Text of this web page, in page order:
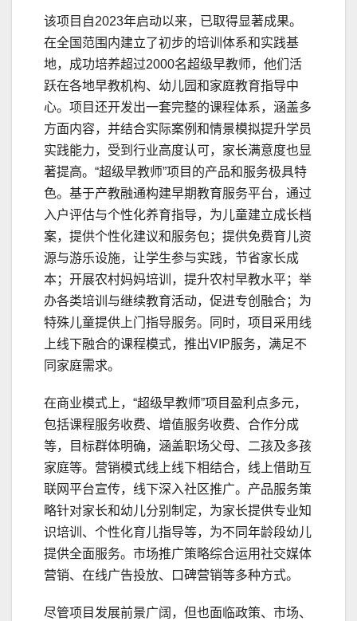
该项目自2023年启动以来，已取得显著成果。
在全国范围内建立了初步的培训体系和实践基
地，成功培养超过2000名超级早教师，他们活
跃在各地早教机构、幼儿园和家庭教育指导中
心。项目还开发出一套完整的课程体系，涵盖多
方面内容，并结合实际案例和情景模拟提升学员
实践能力，受到行业高度认可，家长满意度也显
著提高。“超级早教师”项目的产品和服务极具特
色。基于产教融通构建早期教育服务平台，通过
入户评估与个性化养育指导，为儿童建立成长档
案，提供个性化建议和服务包；提供免费育儿资
源与游乐设施，让学生参与实践，节省家长成
本；开展农村妈妈培训，提升农村早教水平；举
办各类培训与继续教育活动，促进专创融合；为
特殊儿童提供上门指导服务。同时，项目采用线
上线下融合的课程模式，推出VIP服务，满足不
同家庭需求。
在商业模式上，“超级早教师”项目盈利点多元，
包括课程服务收费、增值服务收费、合作分成
等，目标群体明确，涵盖职场父母、二孩及多孩
家庭等。营销模式线上线下相结合，线上借助互
联网平台宣传，线下深入社区推广。产品服务策
略针对家长和幼儿分别制定，为家长提供专业知
识培训、个性化育儿指导等，为不同年龄段幼儿
提供全面服务。市场推广策略综合运用社交媒体
营销、在线广告投放、口碑营销等多种方式。
尽管项目发展前景广阔，但也面临政策、市场、